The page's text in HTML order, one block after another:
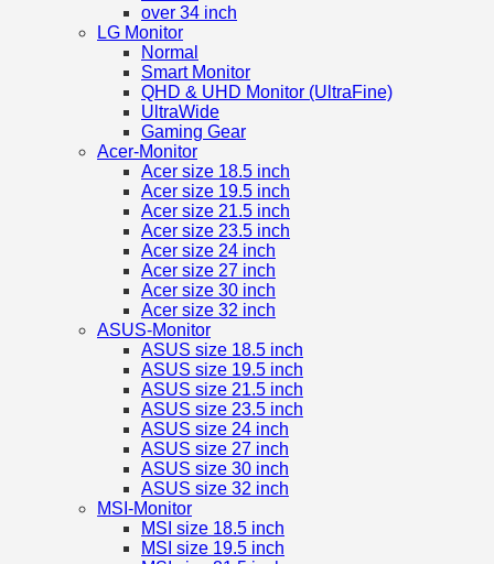
over 34 inch
LG Monitor
Normal
Smart Monitor
QHD & UHD Monitor (UltraFine)
UltraWide
Gaming Gear
Acer-Monitor
Acer size 18.5 inch
Acer size 19.5 inch
Acer size 21.5 inch
Acer size 23.5 inch
Acer size 24 inch
Acer size 27 inch
Acer size 30 inch
Acer size 32 inch
ASUS-Monitor
ASUS size 18.5 inch
ASUS size 19.5 inch
ASUS size 21.5 inch
ASUS size 23.5 inch
ASUS size 24 inch
ASUS size 27 inch
ASUS size 30 inch
ASUS size 32 inch
MSI-Monitor
MSI size 18.5 inch
MSI size 19.5 inch